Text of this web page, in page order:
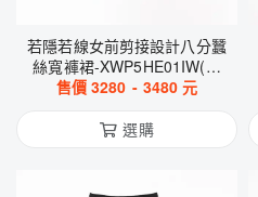
若隱若線女前剪接設計八分蠶
絲寬褲裙-XWP5HE01IW(幽
夜星團)
售價 3280 - 3480 元
選購